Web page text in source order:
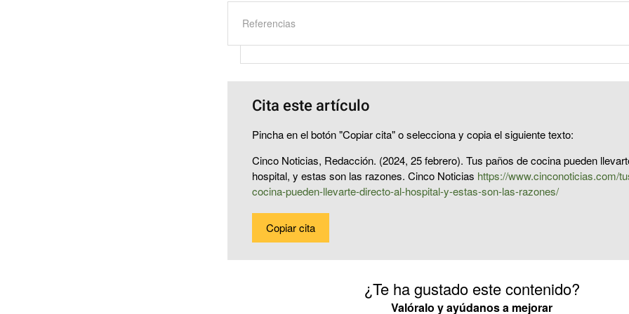
Referencias
Cita este artículo
Pincha en el botón "Copiar cita" o selecciona y copia el siguiente texto:
Cinco Noticias, Redacción. (2024, 25 febrero). Tus paños de cocina pueden
hospital, y estas son las razones. Cinco Noticias https://www.cinconoticias.com/
cocina-pueden-llevarte-directo-al-hospital-y-estas-son-las-razones/
Copiar cita
¿Te ha gustado este contenido?
Valóralo y ayúdanos a mejorar